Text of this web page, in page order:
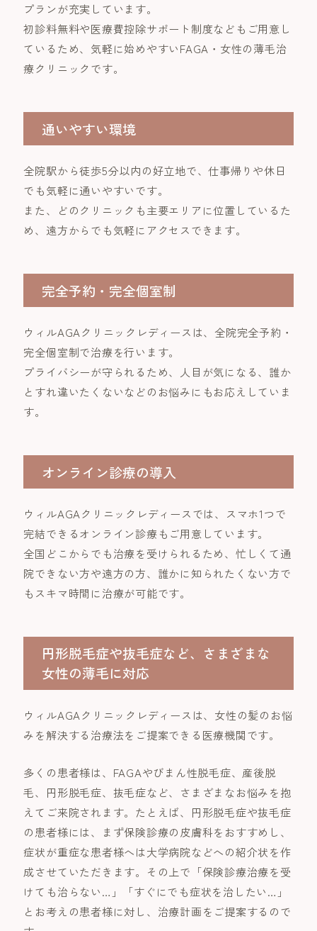
プランが充実しています。
初診料無料や医療費控除サポート制度などもご用意し
ているため、気軽に始めやすいFAGA・女性の薄毛治
療クリニックです。
通いやすい環境
全院駅から徒歩5分以内の好立地で、仕事帰りや休日
でも気軽に通いやすいです。
また、どのクリニックも主要エリアに位置しているた
め、遠方からでも気軽にアクセスできます。
完全予約・完全個室制
ウィルAGAクリニックレディースは、全院完全予約・
完全個室制で治療を行います。
プライバシーが守られるため、人目が気になる、誰か
とすれ違いたくないなどのお悩みにもお応えしていま
す。
オンライン診療の導入
ウィルAGAクリニックレディースでは、スマホ1つで
完結できるオンライン診療もご用意しています。
全国どこからでも治療を受けられるため、忙しくて通
院できない方や遠方の方、誰かに知られたくない方で
もスキマ時間に治療が可能です。
円形脱毛症や抜毛症など、さまざまな
女性の薄毛に対応
ウィルAGAクリニックレディースは、女性の髪のお悩
みを解決する治療法をご提案できる医療機関です。
多くの患者様は、FAGAやびまん性脱毛症、産後脱
毛、円形脱毛症、抜毛症など、さまざまなお悩みを抱
えてご来院されます。たとえば、円形脱毛症や抜毛症
の患者様には、まず保険診療の皮膚科をおすすめし、
症状が重症な患者様へは大学病院などへの紹介状を作
成させていただきます。その上で「保険診療治療を受
けても治らない…」「すぐにでも症状を治したい…」
とお考えの患者様に対し、治療計画をご提案するので